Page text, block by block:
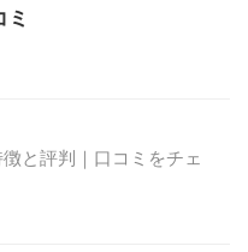
ミ
と評判｜口コミをチェ